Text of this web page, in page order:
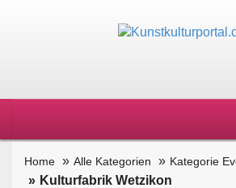
Home Alle Kategorien Kategorie
Kulturfabrik Wetzikon